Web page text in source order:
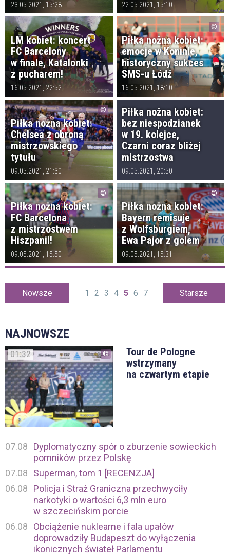
23.05.2021, 15:28 22.05.2021, 15:10
LM kobiet: koncert
FC Barcelony
w finale, Katalonki
z pucharem!
16.05.2021, 22:52
Piłka nożna kobiet:
emocje w Koninie,
historyczny sukces
SMS-u Łódź
16.05.2021, 18:10
Piłka nożna kobiet:
Chelsea z obroną
mistrzowskiego
tytułu
09.05.2021, 21:30
Piłka nożna kobiet:
bez niespodzianek
w 19. kolejce,
Czarni coraz bliżej
mistrzostwa
09.05.2021, 20:50
Piłka nożna kobiet:
FC Barcelona
z mistrzostwem
Hiszpanii!
09.05.2021, 15:50
Piłka nożna kobiet:
Bayern remisuje
z Wolfsburgiem,
Ewa Pajor z golem
09.05.2021, 15:31
Nowsze 1 2 3 4 5 6 7 Starsze
NAJNOWSZE
01:32
Tour de Pologne
wstrzymany
na czwartym etapie
07.08
Dyplomatyczny spór o zburzenie sowieckich
pomników przez Polskę
07.08
Superman, tom 1 [RECENZJA]
06.08
Policja i Straż Graniczna przechwyciły
narkotyki o wartości 6,3 mln euro
w szczecińskim porcie
06.08
Obciążenie nuklearne i fala upałów
doprowadziły Budapeszt do wyłączenia
ikonicznych świateł Parlamentu